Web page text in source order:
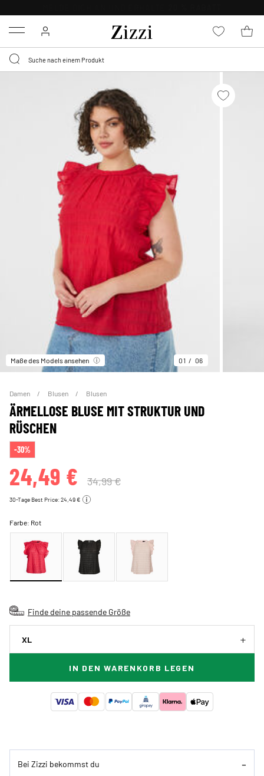
Menu
Maße des Models ansehen 01 06
Damen Blusen Blusen
ÄRMELLOSE BLUSE MIT STRUKTUR UND
RÜSCHEN
-30%
24,49 € 34,99 €
30-Tage Best Price: 24,49 €
Farbe: Rot
Finde deine passende Größe
XL
IN DEN WARENKORB LEGEN
Bei Zizzi bekommst du